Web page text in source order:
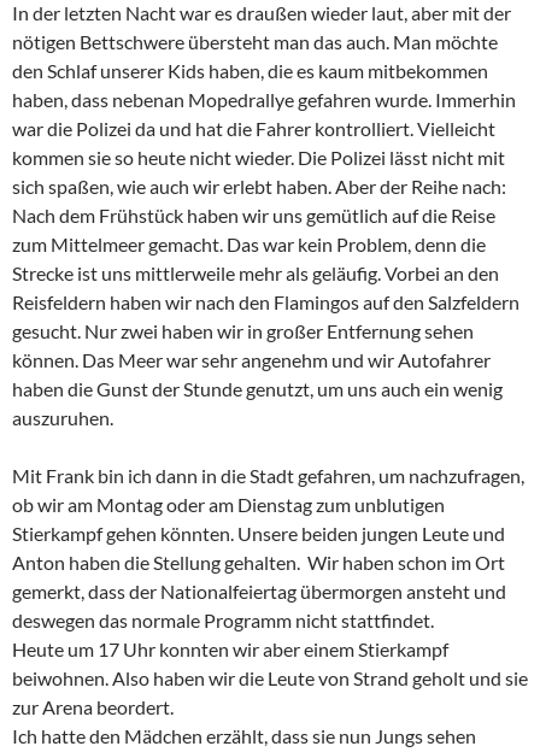
In der letzten Nacht war es draußen wieder laut, aber mit der
nötigen Bettschwere übersteht man das auch. Man möchte
den Schlaf unserer Kids haben, die es kaum mitbekommen
haben, dass nebenan Mopedrallye gefahren wurde. Immerhin
war die Polizei da und hat die Fahrer kontrolliert. Vielleicht
kommen sie so heute nicht wieder. Die Polizei lässt nicht mit
sich spaßen, wie auch wir erlebt haben. Aber der Reihe nach:
Nach dem Frühstück haben wir uns gemütlich auf die Reise
zum Mittelmeer gemacht. Das war kein Problem, denn die
Strecke ist uns mittlerweile mehr als geläufig. Vorbei an den
Reisfeldern haben wir nach den Flamingos auf den Salzfeldern
gesucht. Nur zwei haben wir in großer Entfernung sehen
können. Das Meer war sehr angenehm und wir Autofahrer
haben die Gunst der Stunde genutzt, um uns auch ein wenig
auszuruhen.
Mit Frank bin ich dann in die Stadt gefahren, um nachzufragen,
ob wir am Montag oder am Dienstag zum unblutigen
Stierkampf gehen könnten. Unsere beiden jungen Leute und
Anton haben die Stellung gehalten. Wir haben schon im Ort
gemerkt, dass der Nationalfeiertag übermorgen ansteht und
deswegen das normale Programm nicht stattfindet.
Heute um 17 Uhr konnten wir aber einem Stierkampf
beiwohnen. Also haben wir die Leute von Strand geholt und sie
zur Arena beordert.
Ich hatte den Mädchen erzählt, dass sie nun Jungs sehen